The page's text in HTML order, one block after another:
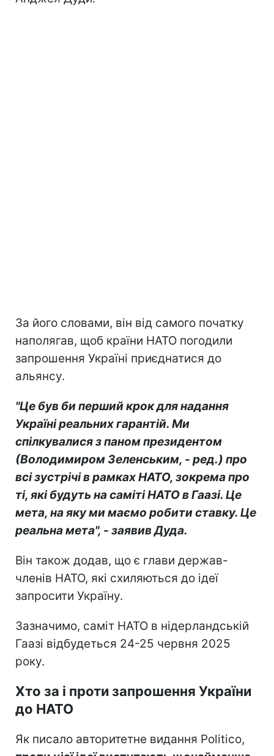
За його словами, він від самого початку
наполягав, щоб країни НАТО погодили
запрошення Україні приєднатися до
альянсу.
"Це був би перший крок для надання
Україні реальних гарантій. Ми
спілкувалися з паном президентом
(Володимиром Зеленським, - ред.) про
всі зустрічі в рамках НАТО, зокрема про
ті, які будуть на саміті НАТО в Гаазі. Це
мета, на яку ми маємо робити ставку. Це
реальна мета", - заявив Дуда.
Він також додав, що є глави держав-
членів НАТО, які схиляються до ідеї
запросити Україну.
Зазначимо, саміт НАТО в нідерландській
Гаазі відбудеться 24-25 червня 2025
року.
Хто за і проти запрошення України
до НАТО
Як писало авторитетне видання Politico,